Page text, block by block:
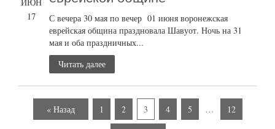
17
С вечера 30 мая по вечер 01 июня воронежская
еврейская община праздновала Шавуот. Ночь на 31
мая и оба праздничных...
Читать далее
« Назад 1 2 3 4 5 … 12